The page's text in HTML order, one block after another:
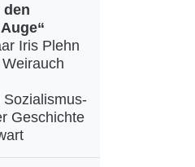
den
Iris Plehn
Geschichte